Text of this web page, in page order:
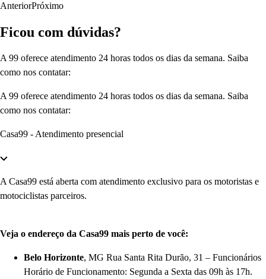
AnteriorPróximo
Ficou com dúvidas?
A 99 oferece atendimento 24 horas todos os dias da semana. Saiba
como nos contatar:
A 99 oferece atendimento 24 horas todos os dias da semana. Saiba
como nos contatar:
Casa99 - Atendimento presencial
A Casa99 está aberta com atendimento exclusivo para os motoristas e
motociclistas parceiros.
Veja o endereço da Casa99 mais perto de você:
Belo Horizonte, MG Rua Santa Rita Durão, 31 – Funcionários
Horário de Funcionamento: Segunda a Sexta das 09h às 17h.